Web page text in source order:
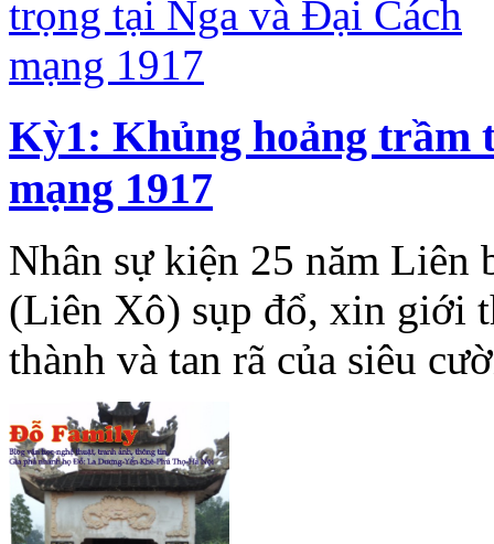
Kỳ1: Khủng hoảng trầm
mạng 1917
Nhân sự kiện 25 năm
(Liên Xô) sụp đổ, xin giới
thành và tan rã của siêu